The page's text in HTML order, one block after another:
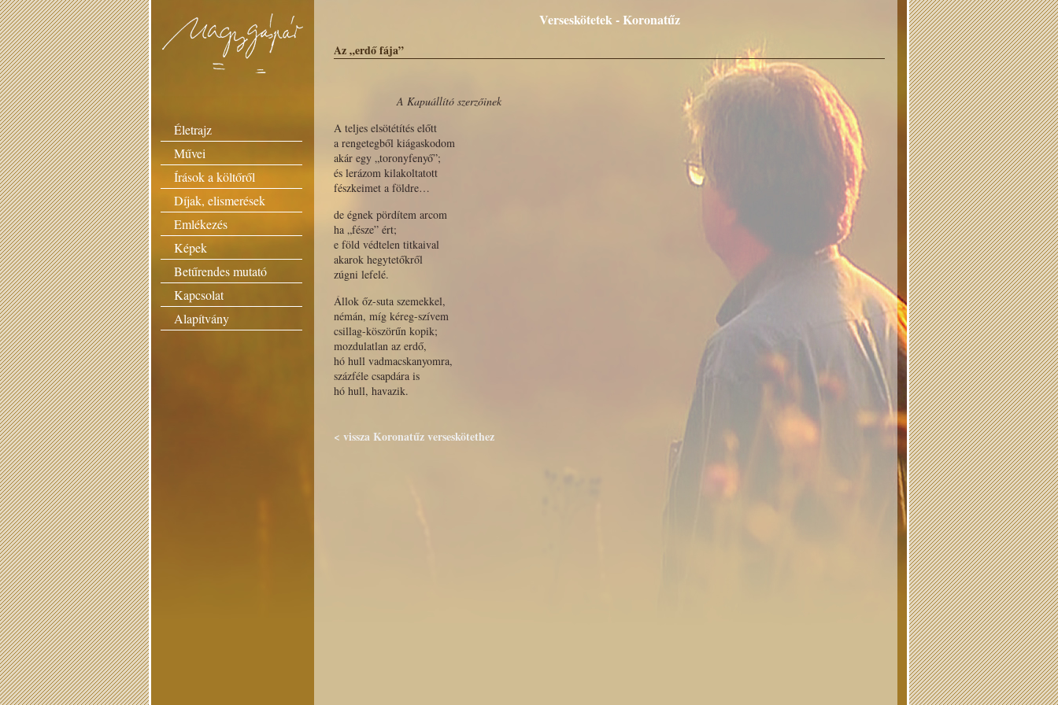
Életrajz
Művei
Írások a költőről
Díjak, elismerések
Emlékezés
Képek
Betűrendes mutató
Kapcsolat
Alapítvány
Verseskötetek - Koronatűz
Az „erdő fája”
A Kapuállító szerzőinek
A teljes elsötétítés előtt
a rengetegből kiágaskodom
akár egy „toronyfenyő”;
és lerázom kilakoltatott
fészkeimet a földre…
de égnek pördítem arcom
ha „fésze” ért;
e föld védtelen titkaival
akarok hegytetőkről
zúgni lefelé.
Állok őz-suta szemekkel,
némán, míg kéreg-szívem
csillag-köszörűn kopik;
mozdulatlan az erdő,
hó hull vadmacskanyomra,
százféle csapdára is
hó hull, havazik.
< vissza Koronatűz verseskötethez